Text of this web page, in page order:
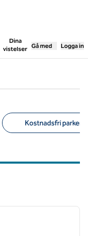
Dina
vistelser
,öppnar ny flik
Gå med Logga in
Kostnadsfri
nästa